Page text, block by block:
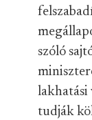
szóló
lakhatási
tudják